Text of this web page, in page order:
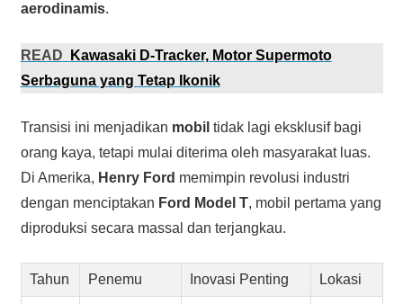
aerodinamis.
READ
Kawasaki D-Tracker, Motor Supermoto
Serbaguna yang Tetap Ikonik
Transisi ini menjadikan mobil tidak lagi eksklusif bagi
orang kaya, tetapi mulai diterima oleh masyarakat luas.
Di Amerika, Henry Ford memimpin revolusi industri
dengan menciptakan Ford Model T, mobil pertama yang
diproduksi secara massal dan terjangkau.
Tahun Penemu Inovasi Penting Lokasi